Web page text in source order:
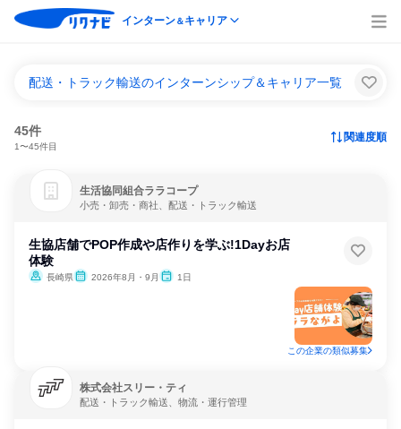
インターン＆キャリア
配送・トラック輸送のインターンシップ＆キャリア一覧
45件
1〜45件目
関連度順
生活協同組合ララコープ
小売・卸売・商社、配送・トラック輸送
生協店舗でPOP作成や店作りを学ぶ!1Dayお店
体験
長崎県 2026年8月・9月 1日
この企業の類似募集
株式会社スリー・ティ
配送・トラック輸送、物流・運行管理